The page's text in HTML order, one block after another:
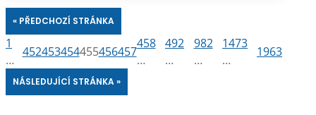
« PŘEDCHOZÍ STRÁNKA
1
…
452453454455456457
458
…
492
…
982
…
1473
…
1963
NÁSLEDUJÍCÍ STRÁNKA »